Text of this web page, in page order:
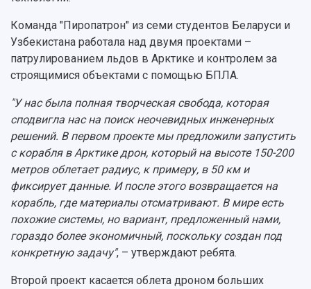
Команда "Пиропатрон" из семи студентов Беларуси и
Узбекистана работала над двумя проектами –
патрулированием льдов в Арктике и контролем за
строящимися объектами с помощью БПЛА.
"У нас была полная творческая свобода, которая
сподвигла нас на поиск неочевидных инженерных
решений. В первом проекте мы предложили запустить
с корабля в Арктике дрон, который на высоте 150-200
метров облетает радиус, к примеру, в 50 км и
фиксирует данные. И после этого возвращается на
корабль, где материалы отсматривают. В мире есть
похожие системы, но вариант, предложенный нами,
гораздо более экономичный, поскольку создан под
конкретную задачу", – утверждают ребята.
Второй проект касается облета дроном больших